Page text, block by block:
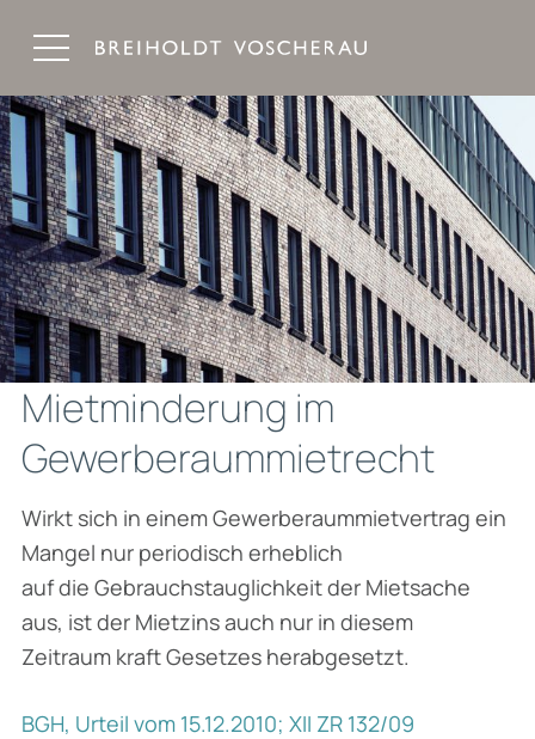
Mietminderung im
Gewerberaummietrecht
Wirkt sich in einem Gewerberaummietvertrag ein
Mangel nur periodisch erheblich
auf die Gebrauchstauglichkeit der Mietsache
aus, ist der Mietzins auch nur in diesem
Zeitraum kraft Gesetzes herabgesetzt.
BGH, Urteil vom 15.12.2010; XII ZR 132/09